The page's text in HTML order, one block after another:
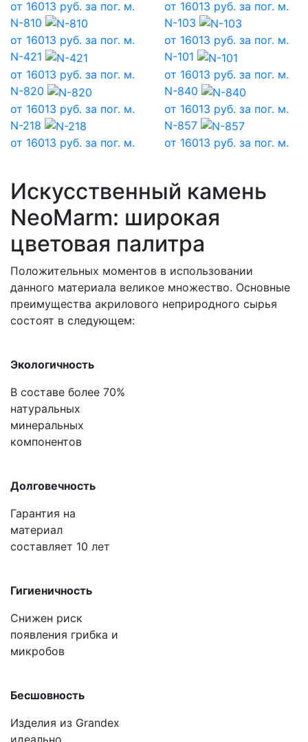
от 16013 руб. за пог. м. от 16013 руб. за пог. м.
N-810
от 16013 руб. за пог. м.
N-103
от 16013 руб. за пог. м.
N-421
от 16013 руб. за пог. м.
N-101
от 16013 руб. за пог. м.
N-820
от 16013 руб. за пог. м.
N-840
от 16013 руб. за пог. м.
N-218
от 16013 руб. за пог. м.
N-857
от 16013 руб. за пог. м.
Искусственный камень
NeoMarm: широкая
цветовая палитра
Положительных моментов в использовании
данного материала великое множество. Основные
преимущества акрилового неприродного сырья
состоят в следующем:
Экологичность
В составе более 70%
натуральных
минеральных
компонентов
Долговечность
Гарантия на
материал
составляет 10 лет
Гигиеничность
Снижен риск
появления грибка и
микробов
Бесшовность
Изделия из Grandex